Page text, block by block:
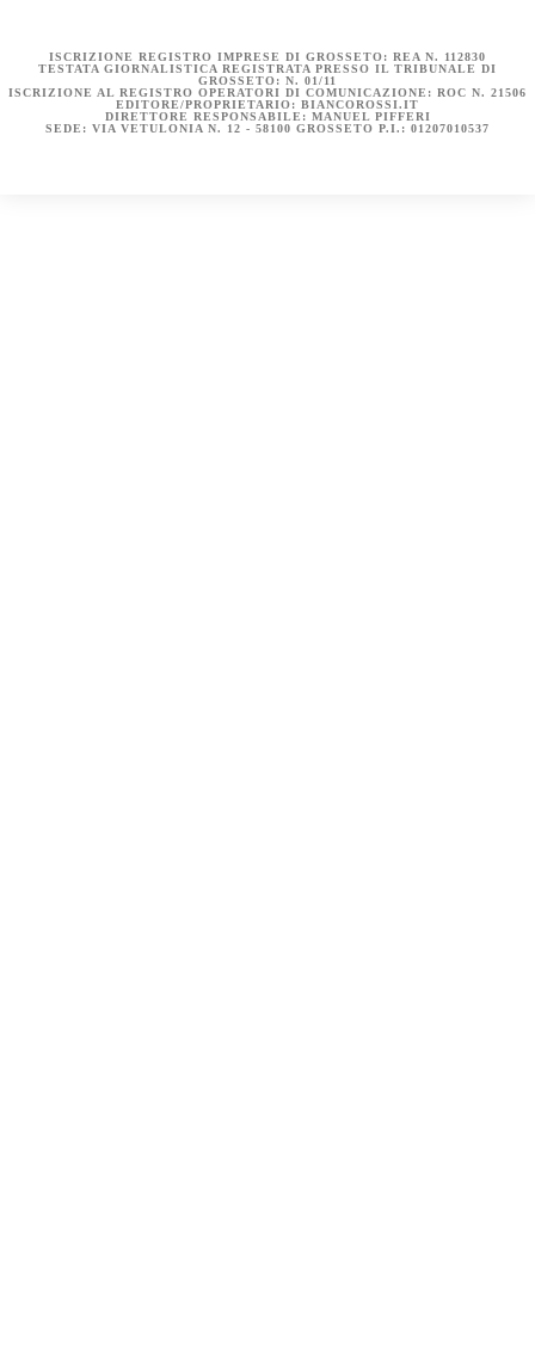
ISCRIZIONE REGISTRO IMPRESE DI GROSSETO: REA N. 112830
TESTATA GIORNALISTICA REGISTRATA PRESSO IL TRIBUNALE DI
GROSSETO: N. 01/11
ISCRIZIONE AL REGISTRO OPERATORI DI COMUNICAZIONE: ROC N. 21506
EDITORE/PROPRIETARIO: BIANCOROSSI.IT
DIRETTORE RESPONSABILE: MANUEL PIFFERI
SEDE: VIA VETULONIA N. 12 - 58100 GROSSETO P.I.: 01207010537